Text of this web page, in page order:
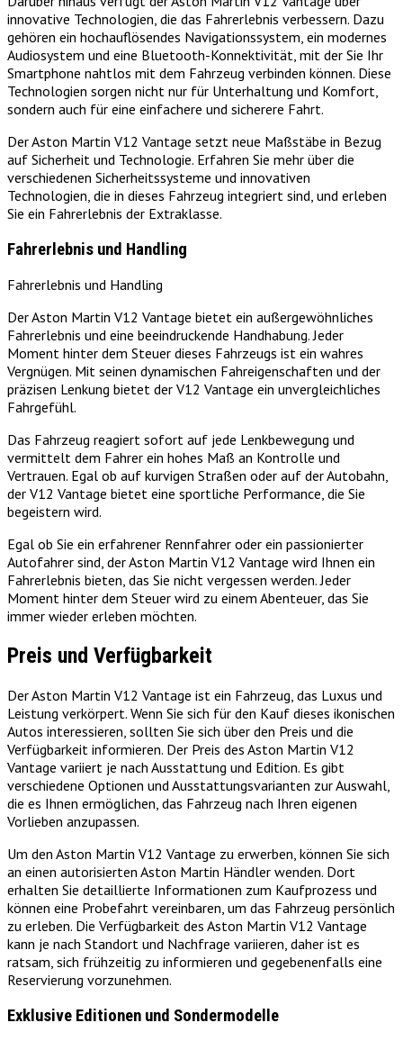
innovative Technologien, die das Fahrerlebnis verbessern. Dazu
gehören ein hochauflösendes Navigationssystem, ein modernes
Audiosystem und eine Bluetooth-Konnektivität, mit der Sie Ihr
Smartphone nahtlos mit dem Fahrzeug verbinden können. Diese
Technologien sorgen nicht nur für Unterhaltung und Komfort,
sondern auch für eine einfachere und sicherere Fahrt.
Der Aston Martin V12 Vantage setzt neue Maßstäbe in Bezug
auf Sicherheit und Technologie. Erfahren Sie mehr über die
verschiedenen Sicherheitssysteme und innovativen
Technologien, die in dieses Fahrzeug integriert sind, und erleben
Sie ein Fahrerlebnis der Extraklasse.
Fahrerlebnis und Handling
Fahrerlebnis und Handling
Der Aston Martin V12 Vantage bietet ein außergewöhnliches
Fahrerlebnis und eine beeindruckende Handhabung. Jeder
Moment hinter dem Steuer dieses Fahrzeugs ist ein wahres
Vergnügen. Mit seinen dynamischen Fahreigenschaften und der
präzisen Lenkung bietet der V12 Vantage ein unvergleichliches
Fahrgefühl.
Das Fahrzeug reagiert sofort auf jede Lenkbewegung und
vermittelt dem Fahrer ein hohes Maß an Kontrolle und
Vertrauen. Egal ob auf kurvigen Straßen oder auf der Autobahn,
der V12 Vantage bietet eine sportliche Performance, die Sie
begeistern wird.
Egal ob Sie ein erfahrener Rennfahrer oder ein passionierter
Autofahrer sind, der Aston Martin V12 Vantage wird Ihnen ein
Fahrerlebnis bieten, das Sie nicht vergessen werden. Jeder
Moment hinter dem Steuer wird zu einem Abenteuer, das Sie
immer wieder erleben möchten.
Preis und Verfügbarkeit
Der Aston Martin V12 Vantage ist ein Fahrzeug, das Luxus und
Leistung verkörpert. Wenn Sie sich für den Kauf dieses ikonischen
Autos interessieren, sollten Sie sich über den Preis und die
Verfügbarkeit informieren. Der Preis des Aston Martin V12
Vantage variiert je nach Ausstattung und Edition. Es gibt
verschiedene Optionen und Ausstattungsvarianten zur Auswahl,
die es Ihnen ermöglichen, das Fahrzeug nach Ihren eigenen
Vorlieben anzupassen.
Um den Aston Martin V12 Vantage zu erwerben, können Sie sich
an einen autorisierten Aston Martin Händler wenden. Dort
erhalten Sie detaillierte Informationen zum Kaufprozess und
können eine Probefahrt vereinbaren, um das Fahrzeug persönlich
zu erleben. Die Verfügbarkeit des Aston Martin V12 Vantage
kann je nach Standort und Nachfrage variieren, daher ist es
ratsam, sich frühzeitig zu informieren und gegebenenfalls eine
Reservierung vorzunehmen.
Exklusive Editionen und Sondermodelle